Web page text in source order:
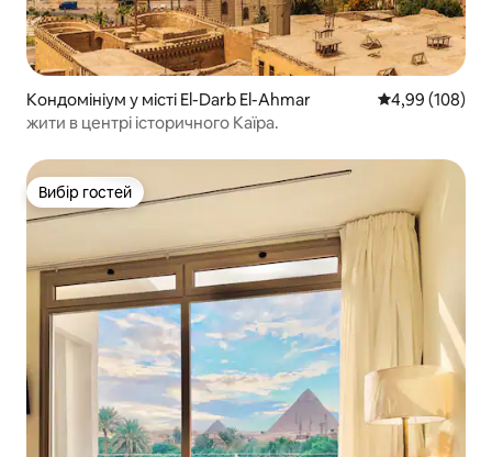
Кондомініум у місті El-Darb El-Ahmar Середня
4,99 (108)
жити в центрі історичного Каїра.
Вибір гостей
Вибір гостей